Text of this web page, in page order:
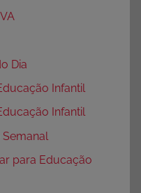
Dia
Infantil
Infantil
para Educação